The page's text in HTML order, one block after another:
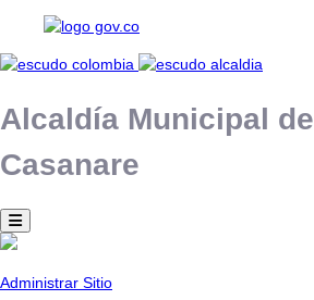
Alcaldía Municipal de
Casanare
Administrar Sitio